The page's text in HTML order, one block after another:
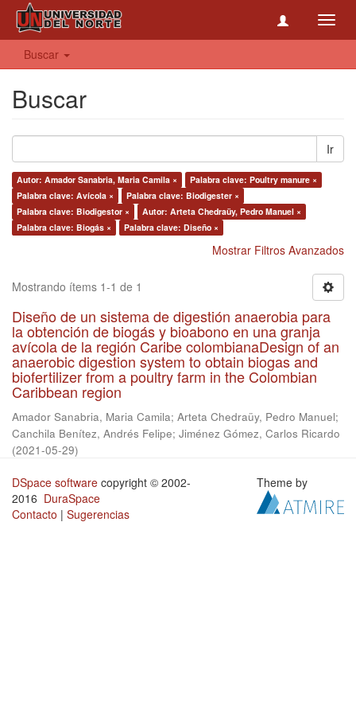
Buscar
Buscar
Ir
Autor: Amador Sanabria, Maria Camila ×
Palabra clave: Poultry manure ×
Palabra clave: Avícola ×
Palabra clave: Biodigester ×
Palabra clave: Biodigestor ×
Autor: Arteta Chedraüy, Pedro Manuel ×
Palabra clave: Biogás ×
Palabra clave: Diseño ×
Mostrar Filtros Avanzados
Mostrando ítems 1-1 de 1
Diseño de un sistema de digestión anaerobia para
la obtención de biogás y bioabono en una granja
avícola de la región Caribe colombianaDesign of an
anaerobic digestion system to obtain biogas and
biofertilizer from a poultry farm in the Colombian
Caribbean region
Amador Sanabria, Maria Camila; Arteta Chedraüy, Pedro Manuel;
Canchila Benítez, Andrés Felipe; Jiménez Gómez, Carlos Ricardo
(2021-05-29)
DSpace software copyright © 2002-
2016 DuraSpace
Contacto | Sugerencias
Theme by